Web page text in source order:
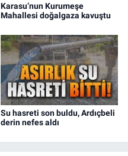
Karasu’nun Kurumeşe
Mahallesi doğalgaza kavuştu
Su hasreti son buldu, Ardıçbeli
derin nefes aldı